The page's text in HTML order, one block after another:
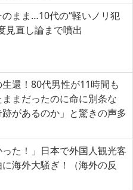
まま…10代の“軽いノリ犯
見直し論まで噴出
生還！80代男性が11時間も
まだったのに命に別条な
があるのか」と驚きの声多
た！」日本で外国人観光客
海外大騒ぎ！（海外の反